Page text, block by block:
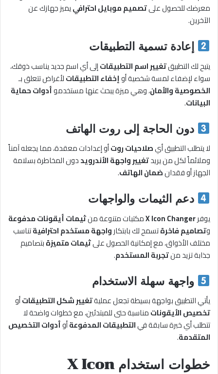
معرضك للحصول علىتصميم موبايل احترافييميز جهازك عن
الآخرين.
إعادة تسمية التطبيقات
يتيح لك التطبيقتغيير اسم التطبيقاتإلى أي اسم جديد يناسب ذوقك،
سواء لإضفاء لمسة شخصية أوإخفاء التطبيقاتلأغراض تتعلق بـ
الخصوصية والأمان، وهي ميزة يبحث عنها مستخدموأدوات حماية
البيانات.
دون الحاجة إلى روت الهاتف
لا يتطلب التطبيق أيصلاحيات روتأو إعدادات معقدة، مما يجعله آمناً
وملائماً لكل من يريدتغيير واجهة الأندرويددون المخاطرة بسلامة
الجهاز أو فقدانضمان الهاتف.
دعم الثيمات والواجهات
يوفرX Icon Changerمكتبات متنوعة منثيمات أيقونات مدفوعة
وتصاميم فاخرةتسمح لك بابتكارواجهة مستخدم احترافيةتناسب
مختلف الأذواق، مع إمكانية الحصول علىثيمات متميزةبتصاميم
جذابة تزيد منتجربة المستخدم.
واجهة سهلة الاستخدام
يأتي التطبيق بواجهة بسيطة تجعل عمليةتغيير شكل التطبيقاتأو
تخصيص الأيقوناتمناسبة حتى للمبتدئين، مع خطوات واضحة لا
تتطلب أي خبرة سابقة فيالتطبيقات المدفوعةأوأدوات التخصيص
المتقدمة.
خطوات استخدام X Icon